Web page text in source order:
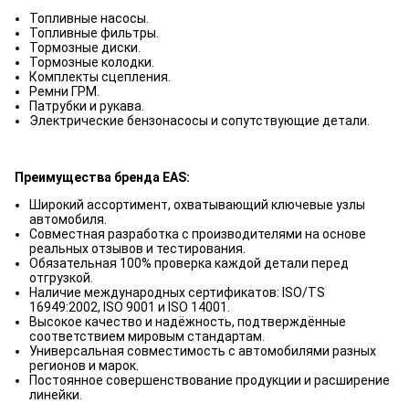
Топливные насосы.
Топливные фильтры.
Тормозные диски.
Тормозные колодки.
Комплекты сцепления.
Ремни ГРМ.
Патрубки и рукава.
Электрические бензонасосы и сопутствующие детали.
Преимущества бренда EAS:
Широкий ассортимент, охватывающий ключевые узлы
автомобиля.
Совместная разработка с производителями на основе
реальных отзывов и тестирования.
Обязательная 100% проверка каждой детали перед
отгрузкой.
Наличие международных сертификатов: ISO/TS
16949:2002, ISO 9001 и ISO 14001.
Высокое качество и надёжность, подтверждённые
соответствием мировым стандартам.
Универсальная совместимость с автомобилями разных
регионов и марок.
Постоянное совершенствование продукции и расширение
линейки.